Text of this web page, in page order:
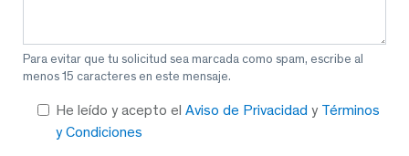
Para evitar que tu solicitud sea marcada como spam, escribe al
menos 15 caracteres en este mensaje.
He leído y acepto el Aviso de Privacidad y Términos
y Condiciones